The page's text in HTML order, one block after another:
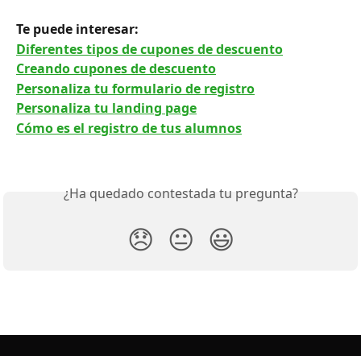
Te puede interesar:
Diferentes tipos de cupones de descuento
Creando cupones de descuento
Personaliza tu formulario de registro
Personaliza tu landing page
Cómo es el registro de tus alumnos
¿Ha quedado contestada tu pregunta?
😞 😐 😃